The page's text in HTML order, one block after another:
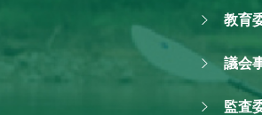
教育
議会
監査